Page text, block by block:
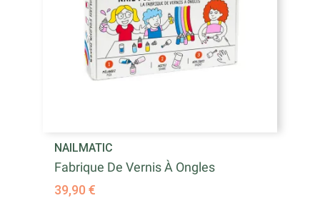
NAILMATIC
Fabrique De Vernis À Ongles
39,90 €